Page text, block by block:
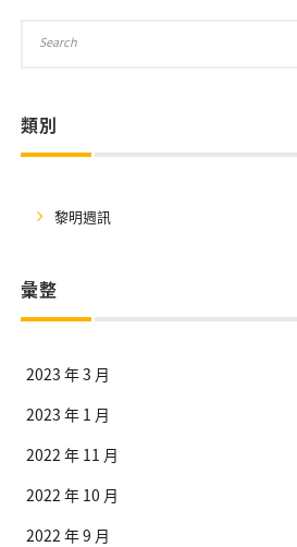
類別
黎明週訊
彙整
2023 年 3 月
2023 年 1 月
2022 年 11 月
2022 年 10 月
2022 年 9 月